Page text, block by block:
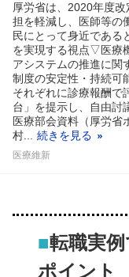
厚労省は、2020年度
担を軽減し、医師等の
民にとって身近である
を実現する視点▽医療
アシステムの推進に関
制度の安定性・持続可
それぞれに診療報酬で
台」を提示し、自由討
医療部会資料（厚労省
村...
続きを見る
医療維新
■転職実
ポイント